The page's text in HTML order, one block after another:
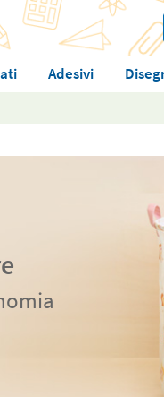
Adesivi